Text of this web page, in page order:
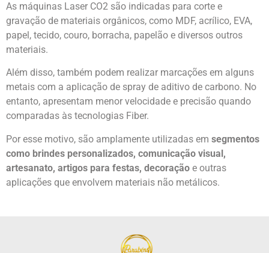
As máquinas Laser CO2 são indicadas para corte e
gravação de materiais orgânicos, como MDF, acrílico, EVA,
papel, tecido, couro, borracha, papelão e diversos outros
materiais.
Além disso, também podem realizar marcações em alguns
metais com a aplicação de spray de aditivo de carbono. No
entanto, apresentam menor velocidade e precisão quando
comparadas às tecnologias Fiber.
Por esse motivo, são amplamente utilizadas em segmentos
como brindes personalizados, comunicação visual,
artesanato, artigos para festas, decoração e outras
aplicações que envolvem materiais não metálicos.